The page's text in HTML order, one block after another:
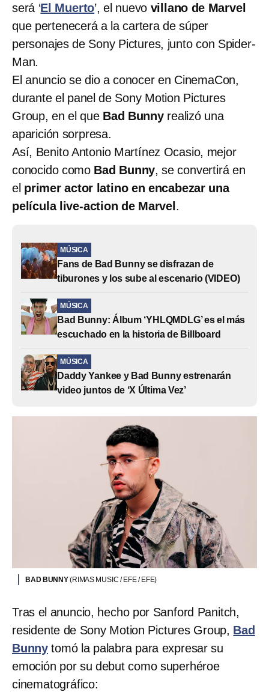
será ‘El Muerto’, el nuevo villano de Marvel
que pertenecerá a la cartera de súper
personajes de Sony Pictures, junto con Spider-
Man.
El anuncio se dio a conocer en CinemaCon,
durante el panel de Sony Motion Pictures
Group, en el que Bad Bunnyrealizó una
aparición sorpresa.
Así, Benito Antonio Martínez Ocasio, mejor
conocido como Bad Bunny, se convertirá en
el primer actor latino en encabezar una
película live-action de Marvel .
MÚSICA
Fans de Bad Bunny se disfrazan de
tiburones y los sube al escenario (VIDEO)
MÚSICA
Bad Bunny: Álbum ‘YHLQMDLG’ es el más
escuchado en la historia de Billboard
MÚSICA
Daddy Yankee y Bad Bunny estrenarán
video juntos de ‘X Última Vez’
BAD BUNNY(RIMAS MUSIC / EFE / EFE)
Tras el anuncio, hecho por Sanford Panitch,
residente de Sony Motion Pictures Group, Bad
Bunny tomó la palabra para expresar su
emoción por su debut como superhéroe
cinematográfico: